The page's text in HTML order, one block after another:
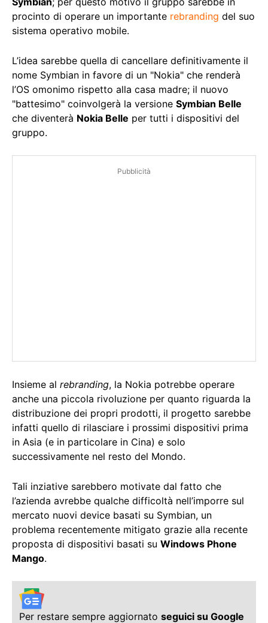
procinto di operare un importante rebranding del suo
sistema operativo mobile.
L’idea sarebbe quella di cancellare definitivamente il
nome Symbian in favore di un "Nokia" che renderà
l’OS omonimo rispetto alla casa madre; il nuovo
"battesimo" coinvolgerà la versione Symbian Belle
che diventerà Nokia Belle per tutti i dispositivi del
gruppo.
Pubblicità
Insieme al rebranding, la Nokia potrebbe operare
anche una piccola rivoluzione per quanto riguarda la
distribuzione dei propri prodotti, il progetto sarebbe
infatti quello di rilasciare i prossimi dispositivi prima
in Asia (e in particolare in Cina) e solo
successivamente nel resto del Mondo.
Tali inziative sarebbero motivate dal fatto che
l’azienda avrebbe qualche difficoltà nell’imporre sul
mercato nuovi device basati su Symbian, un
problema recentemente mitigato grazie alla recente
proposta di dispositivi basati su Windows Phone
Mango.
Per restare sempre aggiornato seguici su Google